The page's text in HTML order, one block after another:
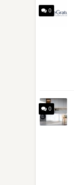
0
0